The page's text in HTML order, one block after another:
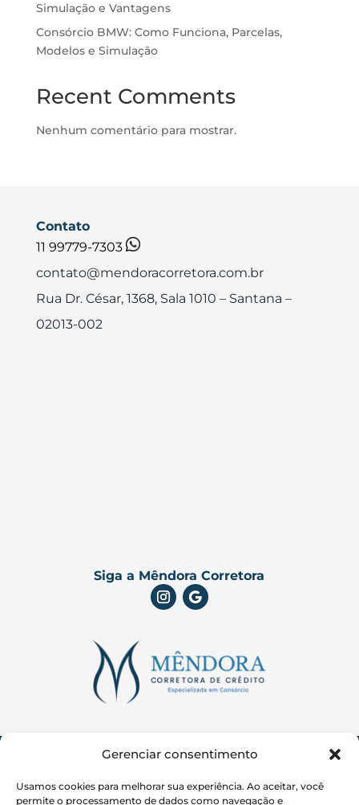
Gerenciar consentimento
Usamos cookies para melhorar sua experiência. Ao aceitar, você
permite o processamento de dados como navegação e
Simulação e Vantagens
Consórcio BMW: Como Funciona, Parcelas,
Modelos e Simulação
Recent Comments
Nenhum comentário para mostrar.
Contato
11 99779-7303
contato@mendoracorretora.com.br
Rua Dr. César, 1368, Sala 1010 – Santana –
02013-002
Siga a Mêndora Corretora
Mêndora Corretora de Crédito LTDA
Aviso Legal:A Mêndora Corretora atua